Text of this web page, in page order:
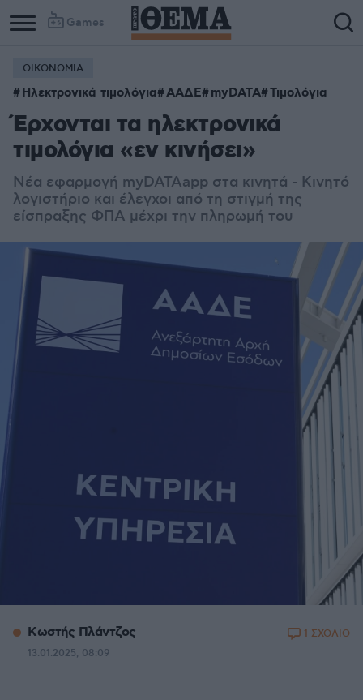
Games
ΟΙΚΟΝΟΜΙΑ
Ηλεκτρονικά τιμολόγια ΑΑΔΕ myDATA Τιμολόγια
Έρχονται τα ηλεκτρονικά
τιμολόγια «εν κινήσει»
Nέα εφαρμογή myDATAapp στα κινητά - Κινητό
λογιστήριο και έλεγχοι από τη στιγμή της
είσπραξης ΦΠΑ μέχρι την πληρωμή του
Κωστής Πλάντζος
13.01.2025, 08:09
1 ΣΧΟΛΙΟ